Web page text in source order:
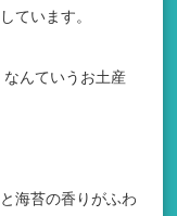
ています。
んていうお土産
海苔の香りがふわ